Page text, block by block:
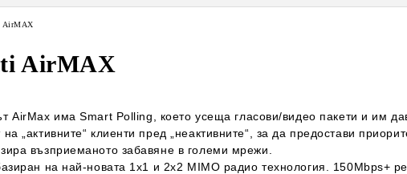
AirMAX
AirMAX
AirMax има Smart Polling, което усеща гласови/видео пакети и им
на „активните“ клиенти пред „неактивните“, за да предостави
възприеманото забавяне в големи мрежи.
на най-новата 1x1 и 2x2 MIMO радио технология. 150Mbps+